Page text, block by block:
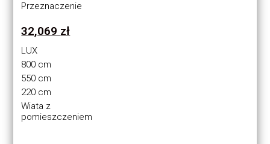
Przeznaczenie
32,069 zł
LUX
800 cm
550 cm
220 cm
Wiata z
pomieszczeniem